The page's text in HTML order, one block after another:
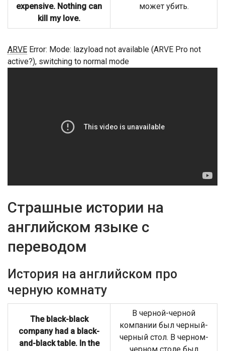
expensive. Nothing can
kill my love.
может убить.
ARVE Error: Mode: lazyload not available (ARVE Pro not
active?), switching to normal mode
Страшные истории на
английском языке с
переводом
История на английском про
черную комнату
The black-black
company had a black-
and-black table. In the
В черной-черной
компании был черный-
черный стол. В черном-